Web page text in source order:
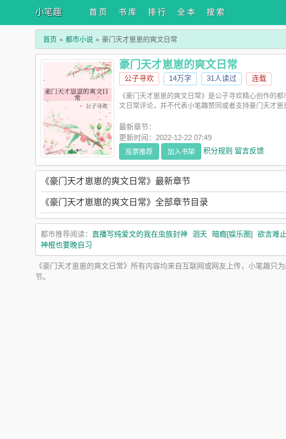
小笔趣 首 页 书 库 排 行 全 本 搜 索
首页 都市小说 豪门天才崽崽的爽文日常
豪门天才崽崽的爽文日常
公子寻欢 14万字 31人读过 连载
《豪门天才崽崽的爽文日常》是公子寻欢精心创作的
文日常评论，并不代表小笔趣赞同或者支持豪门天才崽
最新章节：
更新时间：2022-12-22 07:49
投票推荐 加入书架 积分规则 留言反馈
《豪门天才崽崽的爽文日常》最新章节
《豪门天才崽崽的爽文日常》全部章节目录
都市推荐阅读： 直播写纯爱文的我在虫族封神 洄天 暗瘾[娱乐圈] 欲言难
神棍也要晚自习
《豪门天才崽崽的爽文日常》所有内容均来自互联网或网友上传，小笔趣
节。